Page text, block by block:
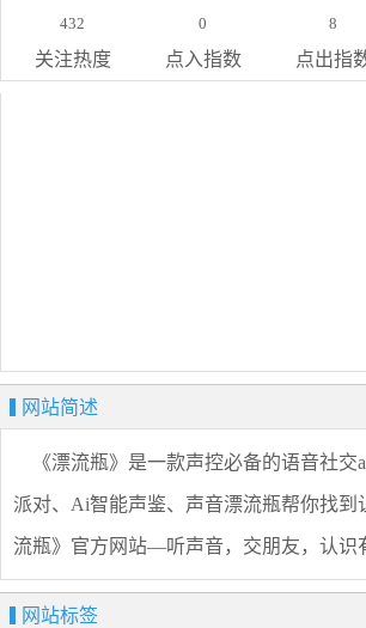
432
关注热度
0
点入指数
8
点出指
网站简述
《漂流瓶》是一款声控必备的语音社交
派对、Ai智能声鉴、声音漂流瓶帮你找到
流瓶》官方网站—听声音，交朋友，认识
网站标签